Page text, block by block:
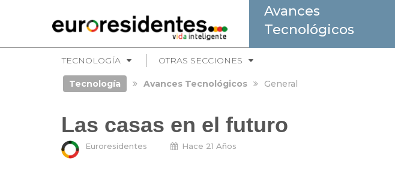
Avances
Tecnológicos
TECNOLOGÍA OTRAS SECCIONES
Tecnología Avances Tecnológicos General
Las casas en el futuro
Euroresidentes Hace 21 Años